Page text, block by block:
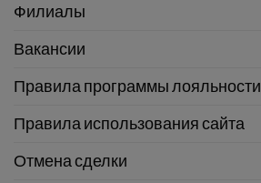
Филиалы
Вакансии
Правила программы лояльности
Правила использования сайта
Отмена сделки